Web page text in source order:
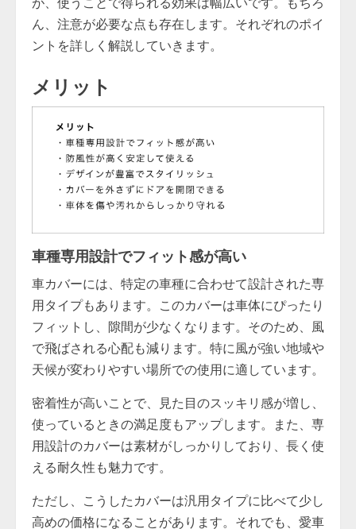
ん、注意が必要な点も存在します。それぞれのポイ
ントを詳しく解説していきます。
メリット
車種専用設計でフィット感が高い
車カバーには、特定の車種に合わせて設計された専
用タイプもあります。このカバーは車体にぴったり
フィットし、隙間が少なくなります。そのため、風
で飛ばされる心配も減ります。特に風が強い地域や
天候が変わりやすい場所での使用に適しています。
密着性が高いことで、見た目のスッキリ感が増し、
使っているときの満足度もアップします。また、専
用設計のカバーは素材がしっかりしており、長く使
える耐久性も魅力です。
ただし、こうしたカバーは汎用タイプに比べて少し
高めの価格になることがあります。それでも、愛車